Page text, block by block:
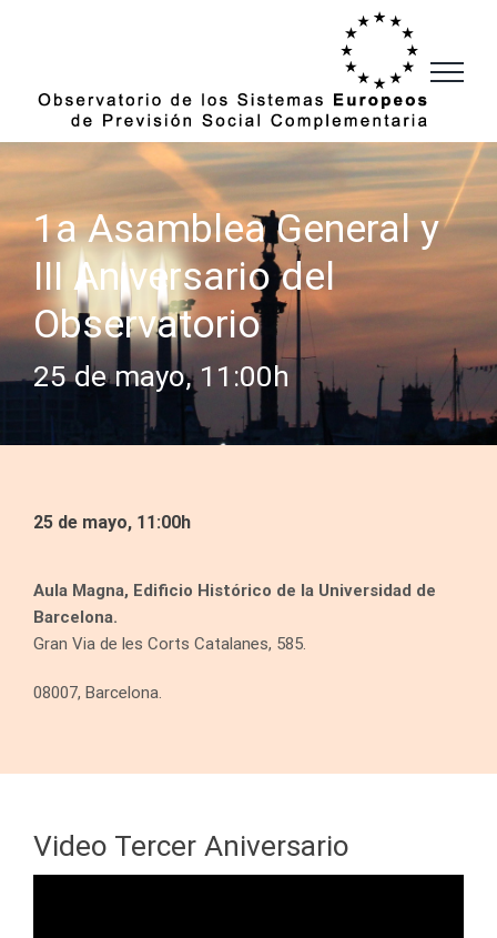
1a Asamblea General y
III Aniversario del
Observatorio
25 de mayo, 11:00h
25 de mayo, 11:00h
Aula Magna, Edificio Histórico de la Universidad de
Barcelona.
Gran Via de les Corts Catalanes, 585.
08007, Barcelona.
Video Tercer Aniversario